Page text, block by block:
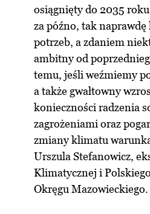
osiągnięty do 2035
za późno, tak
potrzeb, a zdaniem
ambitny od
temu, jeśli weźmiemy
a także gwałtowny
konieczności radzenia
zagrożeniami oraz
zmiany klimatu
Urszula Stefanowicz,
Klimatycznej i
Okręgu Mazowieckiego.